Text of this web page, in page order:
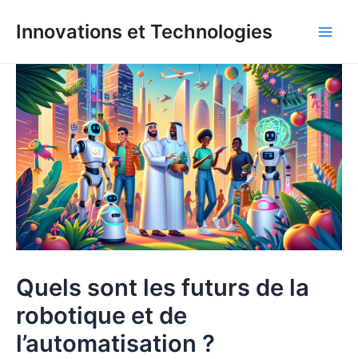
Innovations et Technologies
Quels sont les futurs de la
robotique et de
l’automatisation ?